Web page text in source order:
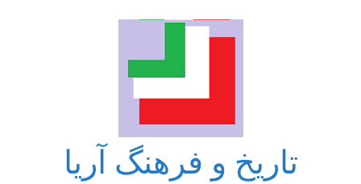
تاریخ و فرهنگ آریا